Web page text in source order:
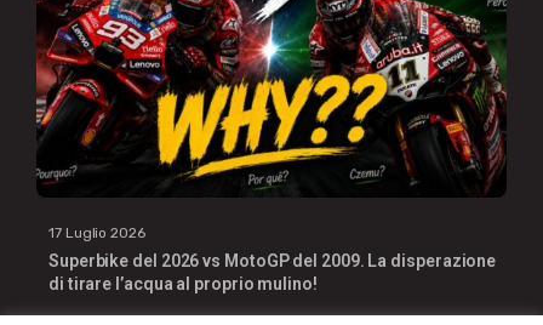
17 Luglio 2026
Superbike del 2026 vs MotoGP del 2009. La disperazione
di tirare l’acqua al proprio mulino!